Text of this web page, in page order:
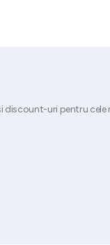
discount-uri pentru cele